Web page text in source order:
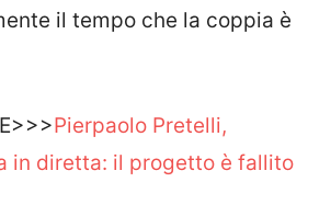
il tempo che la coppia è
Pierpaolo Pretelli,
in diretta: il progetto è fallito